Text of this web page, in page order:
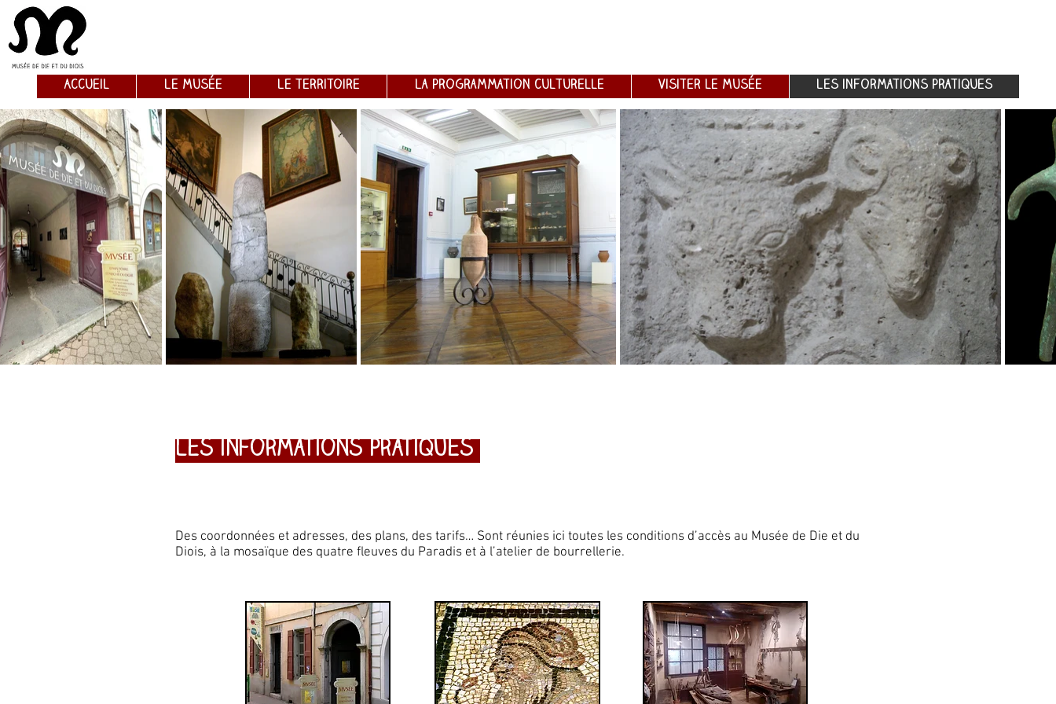
Accueil Le musée Le territoire La programmation culturelle Visiter le musée Les informations pratiques
Les informations pratiques
Des coordonnées et adresses, des plans, des tarifs… Sont réunies ici toutes les conditions d’accès au Musée de Die et du
Diois, à la mosaïque des quatre fleuves du Paradis et à l’atelier de bourrellerie.